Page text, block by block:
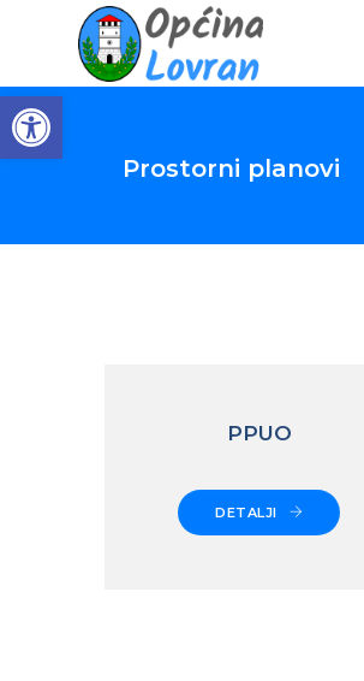
Open toolbar
Prostorni planovi
PPUO
DETALJI